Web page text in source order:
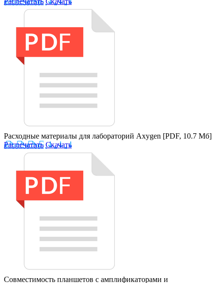
Расходные материалы для лабораторий Axygen [PDF, 10.7 Мб]
Распечатать Скачать
Совместимость планшетов с амплификаторами и